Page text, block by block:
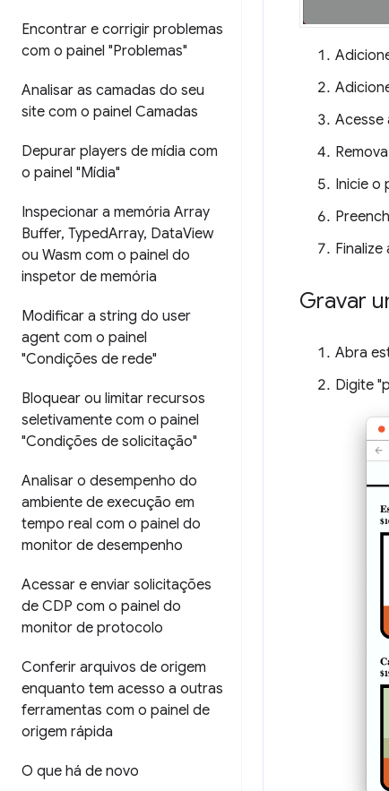
Encontrar e corrigir problemas
com o painel "Problemas"
Analisar as camadas do seu
site com o painel Camadas
Depurar players de mídia com
o painel "Mídia"
Inspecionar a memória Array
Buffer, TypedArray, DataView
ou Wasm com o painel do
inspetor de memória
Modificar a string do user
agent com o painel
"Condições de rede"
Bloquear ou limitar recursos
seletivamente com o painel
"Condições de solicitação"
Analisar o desempenho do
ambiente de execução em
tempo real com o painel do
monitor de desempenho
Acessar e enviar solicitações
de CDP com o painel do
monitor de protocolo
Conferir arquivos de origem
enquanto tem acesso a outras
ferramentas com o painel de
origem rápida
O que há de novo
Acesse
Inicie o
Finalize
Gravar
Abra
Digite